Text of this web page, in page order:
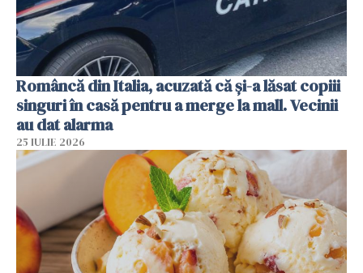
Româncă din Italia, acuzată că și-a lăsat copiii
singuri în casă pentru a merge la mall. Vecinii
au dat alarma
25 IULIE 2026